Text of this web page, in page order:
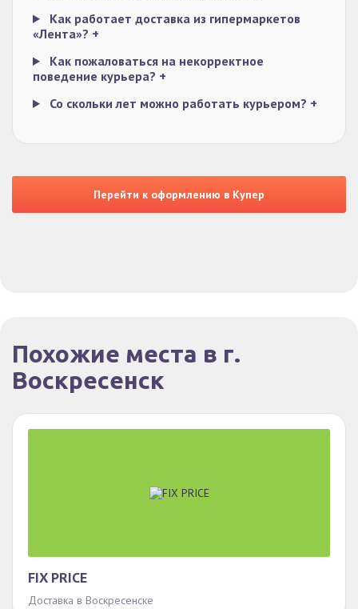
Как работает доставка из гипермаркетов
«Лента»? +
Как пожаловаться на некорректное
поведение курьера? +
Со скольки лет можно работать курьером? +
Перейти к оформлению в Купер
Похожие места в г.
Воскресенск
FIX PRICE
Доставка в Воскресенске